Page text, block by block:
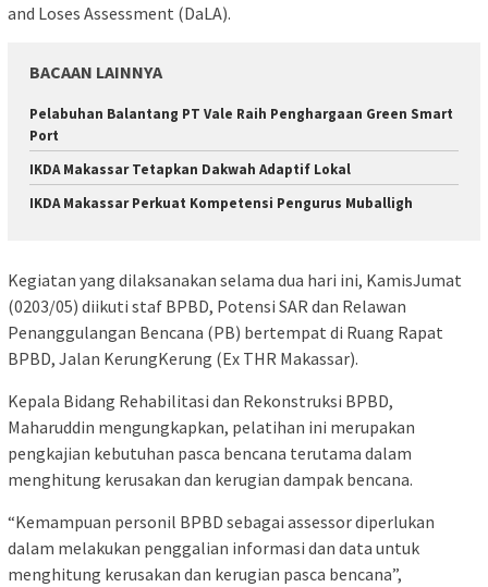
and Loses Assessment (DaLA).
BACAAN LAINNYA
Pelabuhan Balantang PT Vale Raih Penghargaan Green Smart
Port
IKDA Makassar Tetapkan Dakwah Adaptif Lokal
IKDA Makassar Perkuat Kompetensi Pengurus Muballigh
Kegiatan yang dilaksanakan selama dua hari ini, KamisJumat
(0203/05) diikuti staf BPBD, Potensi SAR dan Relawan
Penanggulangan Bencana (PB) bertempat di Ruang Rapat
BPBD, Jalan KerungKerung (Ex THR Makassar).
Kepala Bidang Rehabilitasi dan Rekonstruksi BPBD,
Maharuddin mengungkapkan, pelatihan ini merupakan
pengkajian kebutuhan pasca bencana terutama dalam
menghitung kerusakan dan kerugian dampak bencana.
“Kemampuan personil BPBD sebagai assessor diperlukan
dalam melakukan penggalian informasi dan data untuk
menghitung kerusakan dan kerugian pasca bencana”,